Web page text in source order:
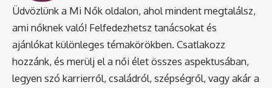
Üdvözlünk a Mi Nők oldalon, ahol mindent megtalálsz,
ami nőknek való! Felfedezhetsz tanácsokat és
ajánlókat különleges témakörökben. Csatlakozz
hozzánk, és merülj el a női élet összes aspektusában,
legyen szó karrierről, családról, szépségről, vagy akár a